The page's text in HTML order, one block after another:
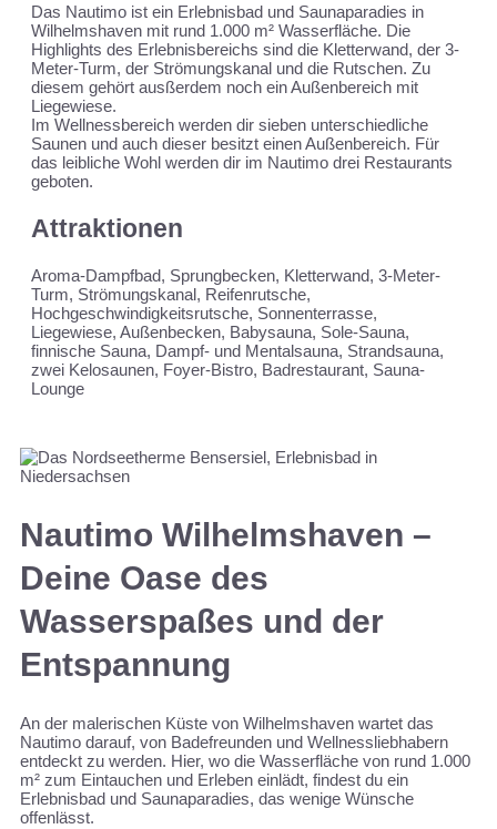
Das Nautimo ist ein Erlebnisbad und Saunaparadies in
Wilhelmshaven mit rund 1.000 m² Wasserfläche. Die
Highlights des Erlebnisbereichs sind die Kletterwand, der 3-
Meter-Turm, der Strömungskanal und die Rutschen. Zu
diesem gehört ausßerdem noch ein Außenbereich mit
Liegewiese.
Im Wellnessbereich werden dir sieben unterschiedliche
Saunen und auch dieser besitzt einen Außenbereich. Für
das leibliche Wohl werden dir im Nautimo drei Restaurants
geboten.
Attraktionen
Aroma-Dampfbad, Sprungbecken, Kletterwand, 3-Meter-
Turm, Strömungskanal, Reifenrutsche,
Hochgeschwindigkeitsrutsche, Sonnenterrasse,
Liegewiese, Außenbecken, Babysauna, Sole-Sauna,
finnische Sauna, Dampf- und Mentalsauna, Strandsauna,
zwei Kelosaunen, Foyer-Bistro, Badrestaurant, Sauna-
Lounge
Nautimo Wilhelmshaven –
Deine Oase des
Wasserspaßes und der
Entspannung
An der malerischen Küste von Wilhelmshaven wartet das
Nautimo darauf, von Badefreunden und Wellnessliebhabern
entdeckt zu werden. Hier, wo die Wasserfläche von rund 1.000
m² zum Eintauchen und Erleben einlädt, findest du ein
Erlebnisbad und Saunaparadies, das wenige Wünsche
offenlässt.